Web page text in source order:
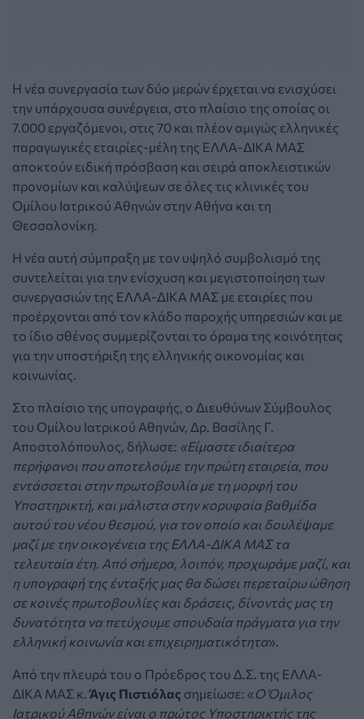
H νέα συνεργασία των δύο μερών έρχεται να ενισχύσει
την υπάρχουσα συνέργεια, στο πλαίσιο της οποίας οι
7.000 εργαζόμενοι, στις 70 και πλέον αμιγώς ελληνικές
παραγωγικές εταιρίες-μέλη της ΕΛΛΑ-ΔΙΚΑ ΜΑΣ
αποκτούν ειδική πρόσβαση και σειρά αποκλειστικών
προνομίων και καλύψεων σε όλες τις κλινικές του
Ομίλου Ιατρικού Αθηνών στην Αθήνα και τη
Θεσσαλονίκη.
Η νέα αυτή σύμπραξη με τον υψηλό συμβολισμό της
συντελείται για την ενίσχυση και μεγιστοποίηση των
συνεργασιών της ΕΛΛΑ-ΔΙΚΑ ΜΑΣ με εταιρίες που
προέρχονται από τον κλάδο παροχής υπηρεσιών και με
το ίδιο σθένος συμμερίζονται το όραμα της κοινότητας
για την υποστήριξη της ελληνικής οικονομίας και
κοινωνίας.
Στο πλαίσιο της υπογραφής, ο Διευθύνων Σύμβουλος
του Ομίλου Ιατρικού Αθηνών, Δρ. Βασίλης Γ.
Αποστολόπουλος, δήλωσε: «Είμαστε ιδιαίτερα
περήφανοι που αποτελούμε την πρώτη εταιρεία, που
εντάσσεται στην πρωτοβουλία με τη μορφή του
Υποστηρικτή, και μάλιστα στην κορυφαία βαθμίδα
αυτού του νέου θεσμού, για τον οποίο και δουλέψαμε
μαζί με την οικογένεια της ΕΛΛΑ-ΔΙΚΑ ΜΑΣ τα
τελευταία έτη. Από σήμερα, λοιπόν, προχωράμε μαζί, και
η υπογραφή της ένταξής μας θα δώσει περεταίρω ώθηση
σε κοινές πρωτοβουλίες και δράσεις, δίνοντάς μας τη
δυνατότητα να πετύχουμε σπουδαία πράγματα για την
ελληνική κοινωνία και επιχειρηματικότητα».
Από την πλευρά του ο Πρόεδρος του Δ.Σ. της ΕΛΛΑ-
ΔΙΚΑ ΜΑΣ κ.Άγις Πιστιόλας σημείωσε: «Ο Όμιλος
Ιατρικού Αθηνών είναι ο πρώτος Υποστηρικτής της